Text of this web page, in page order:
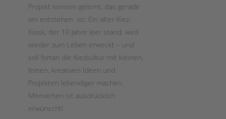
Projekt kennen gelernt, das gerade
am entstehen ist: Ein alter Kiez-
Kiosk, der 10 Jahre leer stand, wird
wieder zum Leben erweckt – und
soll fortan die Kiezkultur mit kleinen,
feinen, kreativen Ideen und
Projekten lebendiger machen.
Mitmachen ist ausdrücklich
erwünscht!